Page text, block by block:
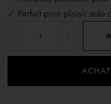
✓ Parfait pour plaisir solo